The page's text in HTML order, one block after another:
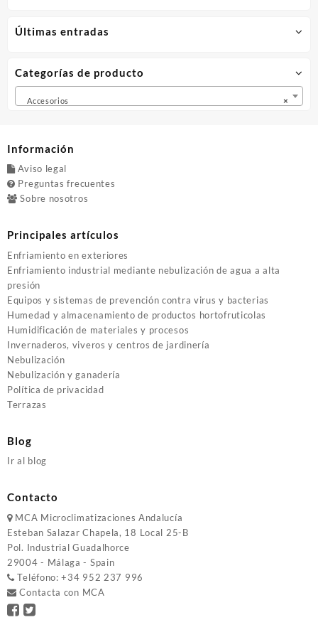
de
producto
Últimas entradas
Categorías de producto
×
Accesorios
Información
Aviso legal
Preguntas frecuentes
Sobre nosotros
Principales artículos
Enfriamiento en exteriores
Enfriamiento industrial mediante nebulización de agua a alta
presión
Equipos y sistemas de prevención contra virus y bacterias
Humedad y almacenamiento de productos hortofruticolas
Humidificación de materiales y procesos
Invernaderos, viveros y centros de jardinería
Nebulización
Nebulización y ganadería
Política de privacidad
Terrazas
Blog
Ir al blog
Contacto
MCA Microclimatizaciones Andalucía
Esteban Salazar Chapela, 18 Local 25-B
Pol. Industrial Guadalhorce
29004 - Málaga - Spain
Teléfono:+34 952 237 996
Contacta con MCA